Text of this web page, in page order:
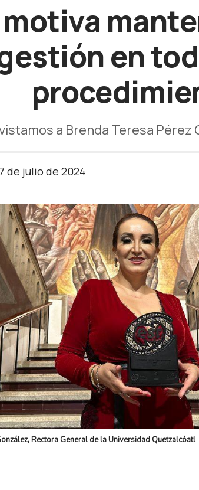
motiva
en
a Brenda Teresa Pérez
de julio de 2024
Rectora General de la Universidad Quetzalcóatl